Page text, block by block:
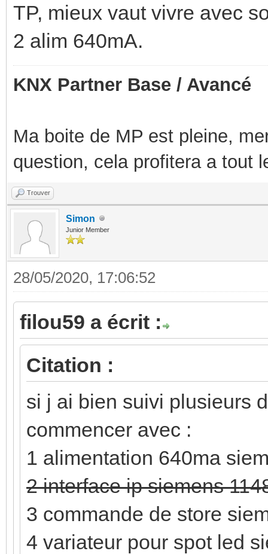
TP, mieux vaut vivre avec
2 alim 640mA.
KNX Partner Base / Avancé
Ma boite de MP est pleine,
question, cela profitera a tout
Trouver
Simon
Junior Member
28/05/2020, 17:06:52
filou59 a écrit :
Citation :
si j ai bien suivi plusieurs
commencer avec :
1 alimentation 640ma
2 interface ip siemens
3 commande de store
4 variateur pour spot led